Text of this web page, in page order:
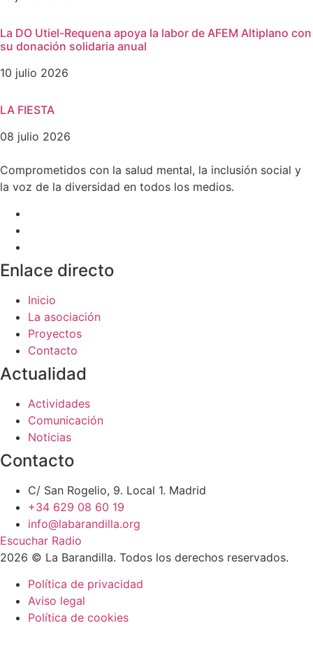
La DO Utiel-Requena apoya la labor de AFEM Altiplano con
su donación solidaria anual
10 julio 2026
LA FIESTA
08 julio 2026
Comprometidos con la salud mental, la inclusión social y
la voz de la diversidad en todos los medios.
Enlace directo
Inicio
La asociación
Proyectos
Contacto
Actualidad
Actividades
Comunicación
Noticias
Contacto
C/ San Rogelio, 9. Local 1. Madrid
+34 629 08 60 19
info@labarandilla.org
Escuchar Radio
2026 © La Barandilla. Todos los derechos reservados.
Política de privacidad
Aviso legal
Política de cookies